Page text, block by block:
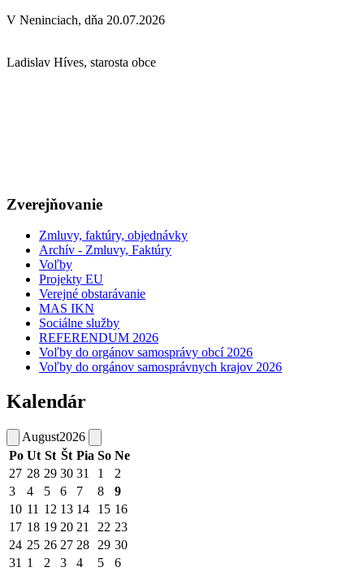
V Neninciach, dňa 20.07.2026
Ladislav Híves, starosta obce
Zverejňovanie
Zmluvy, faktúry, objednávky
Archív - Zmluvy, Faktúry
Voľby
Projekty EU
Verejné obstarávanie
MAS IKN
Sociálne služby
REFERENDUM 2026
Voľby do orgánov samosprávy obcí 2026
Voľby do orgánov samosprávnych krajov 2026
Kalendár
August2026
Po Ut St Št Pia So Ne
27 28 29 30 31 1
2
3
4 5 6 7 8
9
10 11 12 13 14 15 16
17 18 19 20 21 22 23
24 25 26 27 28 29 30
31 1 2 3 4 5 6